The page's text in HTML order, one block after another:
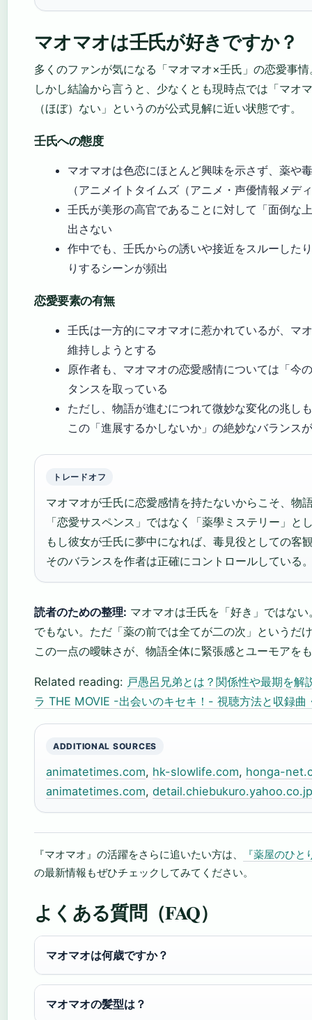
マオマオは壬氏が好きですか？
多くのファンが気になる「マオマオ×壬氏」の恋愛事情
しかし結論から言うと、少なくとも現時点では「マオ
（ほぼ）ない」というのが公式見解に近い状態です。
壬氏への態度
マオマオは色恋にほとんど興味を示さず、薬や
（アニメイトタイムズ（アニメ・声優情報メデ
壬氏が美形の高官であることに対して「面倒な
出さない
作中でも、壬氏からの誘いや接近をスルーした
りするシーンが頻出
恋愛要素の有無
壬氏は一方的にマオマオに惹かれているが、マ
維持しようとする
原作者も、マオマオの恋愛感情については「今
タンスを取っている
ただし、物語が進むにつれて微妙な変化の兆
この「進展するかしないか」の絶妙なバランス
トレードオフ
マオマオが壬氏に恋愛感情を持たないからこそ、物
「恋愛サスペンス」ではなく「薬學ミステリー」と
もし彼女が壬氏に夢中になれば、毒見役としての
そのバランスを作者は正確にコントロールしている
読者のための整理: マオマオは壬氏を「好き」ではな
でもない。ただ「薬の前では全てが二の次」というだ
この一点の曖昧さが、物語全体に緊張感とユーモアを
Related reading: 戸愚呂兄弟とは？関係性や最期を解
ラ THE MOVIE -出会いのキセキ！- 視聴方法と収録曲
ADDITIONAL SOURCES
animatetimes.com, hk-slowlife.com, honga-
animatetimes.com, detail.chiebukuro.yahoo.co.jp
『マオマオ』の活躍をさらに追いたい方は、
『薬屋のひ
の最新情報もぜひチェックしてみてください。
よくある質問（FAQ）
マオマオは何歳ですか？
マオマオの髪型は？